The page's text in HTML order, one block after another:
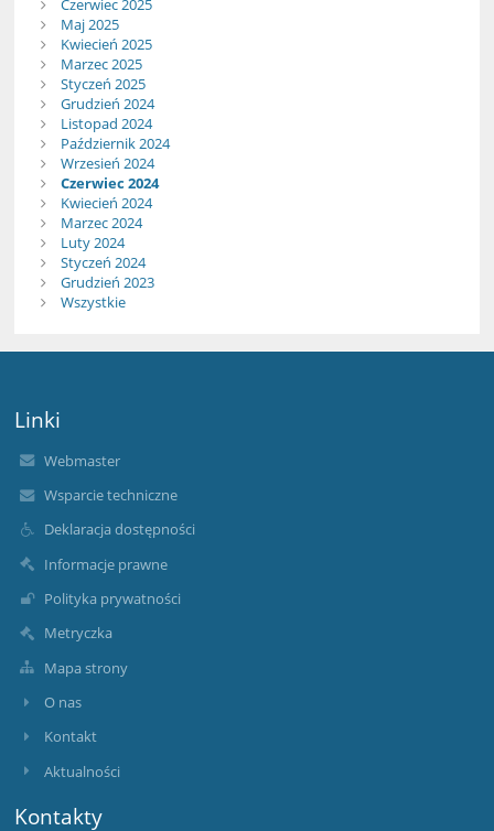
Czerwiec 2025
Maj 2025
Kwiecień 2025
Marzec 2025
Styczeń 2025
Grudzień 2024
Listopad 2024
Październik 2024
Wrzesień 2024
Czerwiec 2024
Kwiecień 2024
Marzec 2024
Luty 2024
Styczeń 2024
Grudzień 2023
Wszystkie
Linki
Webmaster
Wsparcie techniczne
Deklaracja dostępności
Informacje prawne
Polityka prywatności
Metryczka
Mapa strony
O nas
Kontakt
Aktualności
Kontakty